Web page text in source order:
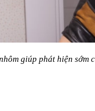
giúp phát hiện sớm